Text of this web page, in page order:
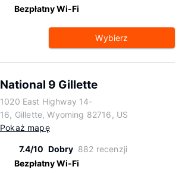
Bezpłatny Wi-Fi
Wybierz
National 9 Gillette
1020 East Highway 14-
16, Gillette, Wyoming 82716, US
Pokaż mapę
7.4/10 Dobry 882 recenzji
Bezpłatny Wi-Fi